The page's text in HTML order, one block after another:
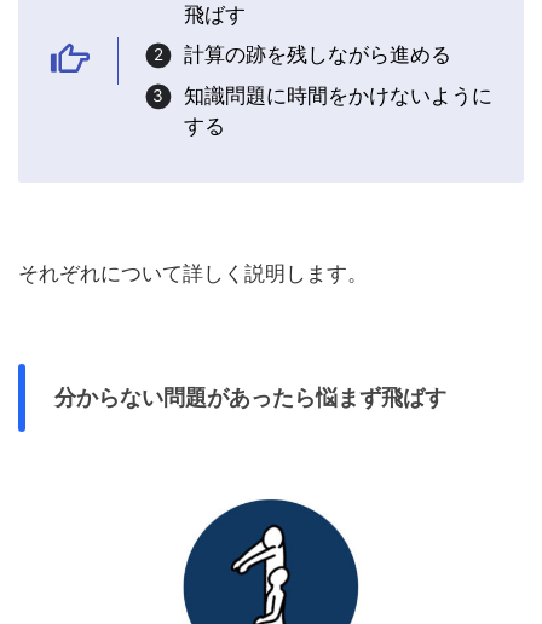
飛ばす
計算の跡を残しながら進める
知識問題に時間をかけないように
する
それぞれについて詳しく説明します。
分からない問題があったら悩まず飛ばす